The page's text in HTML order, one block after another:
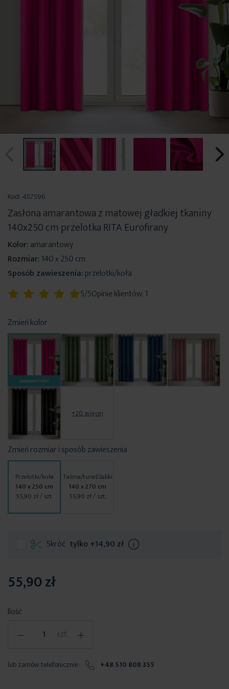
początek
galerii
Kod: 457596
Zasłona amarantowa z matowej gładkiej tkaniny
140x250 cm przelotka RITA Eurofirany
Kolor:amarantowy
Rozmiar:140 x 250 cm
Sposób zawieszenia:przelotki/koła
Ocena:
5/5Opinie klientów:1
Zmień kolor
AMARANTOWY
+20 więcej
Zmień rozmiar i sposób zawieszenia
Przelotki/koła
140 x 250 cm
55,90 zł/ szt.
Taśma/tunel/żabki
140 x 270 cm
55,90 zł/ szt.
Skróć tylko+14,90 zł
Info
Ilość
- szt. +
55,90 zł
lub zamów telefonicznie: +48 510 808 355